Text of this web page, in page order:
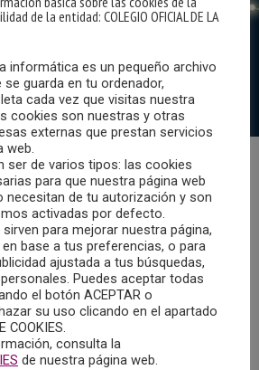
Cultura y Deportes de
un valioso conjunto de
a fomentar la reflexión
de seleccionar libros, recursos
y juguetes que impulsen el
más justa, sostenible e
la guía.
de la entidad: COLEGIO OFICIAL DE LA
informática es un pequeño archivo
guarda en tu ordenador,
cada vez que visitas nuestra
cookies son nuestras y otras
externas que prestan servicios
web.
ser de varios tipos: las cookies
para que nuestra página web
necesitan de tu autorización y son
activadas por defecto.
para mejorar nuestra página,
base a tus preferencias, o para
ajustada a tus búsquedas,
Puedes aceptar todas
el botón ACEPTAR o
su uso clicando en el apartado
COOKIES.
consulta la
de nuestra página web.